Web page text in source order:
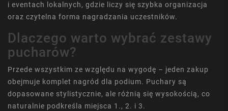
i eventach lokalnych, gdzie liczy się szybka organizacja
oraz czytelna forma nagradzania uczestników.
Dlaczego warto wybrać zestawy
pucharów?
Przede wszystkim ze względu na wygodę – jeden zakup
obejmuje komplet nagród dla podium. Puchary są
dopasowane stylistycznie, ale różnią się wysokością, co
naturalnie podkreśla miejsca 1., 2. i 3.